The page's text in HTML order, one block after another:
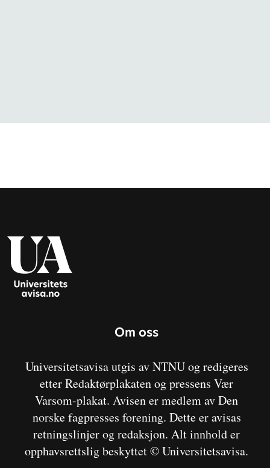
Om oss
Universitetsavisa utgis av NTNU og redigeres
etter Redaktørplakaten og pressens Vær
Varsom-plakat. Avisen er medlem av Den
norske fagpresses forening. Dette er avisas
retningslinjer og redaksjon. Alt innhold er
opphavsrettslig beskyttet © Universitetsavisa.